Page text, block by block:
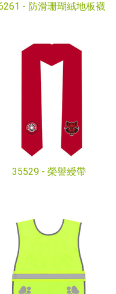
- 防滑珊瑚絨地板襪
35529 - 榮譽綬帶